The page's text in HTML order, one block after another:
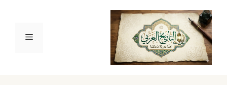
انتقل
المحتوى
القائمة